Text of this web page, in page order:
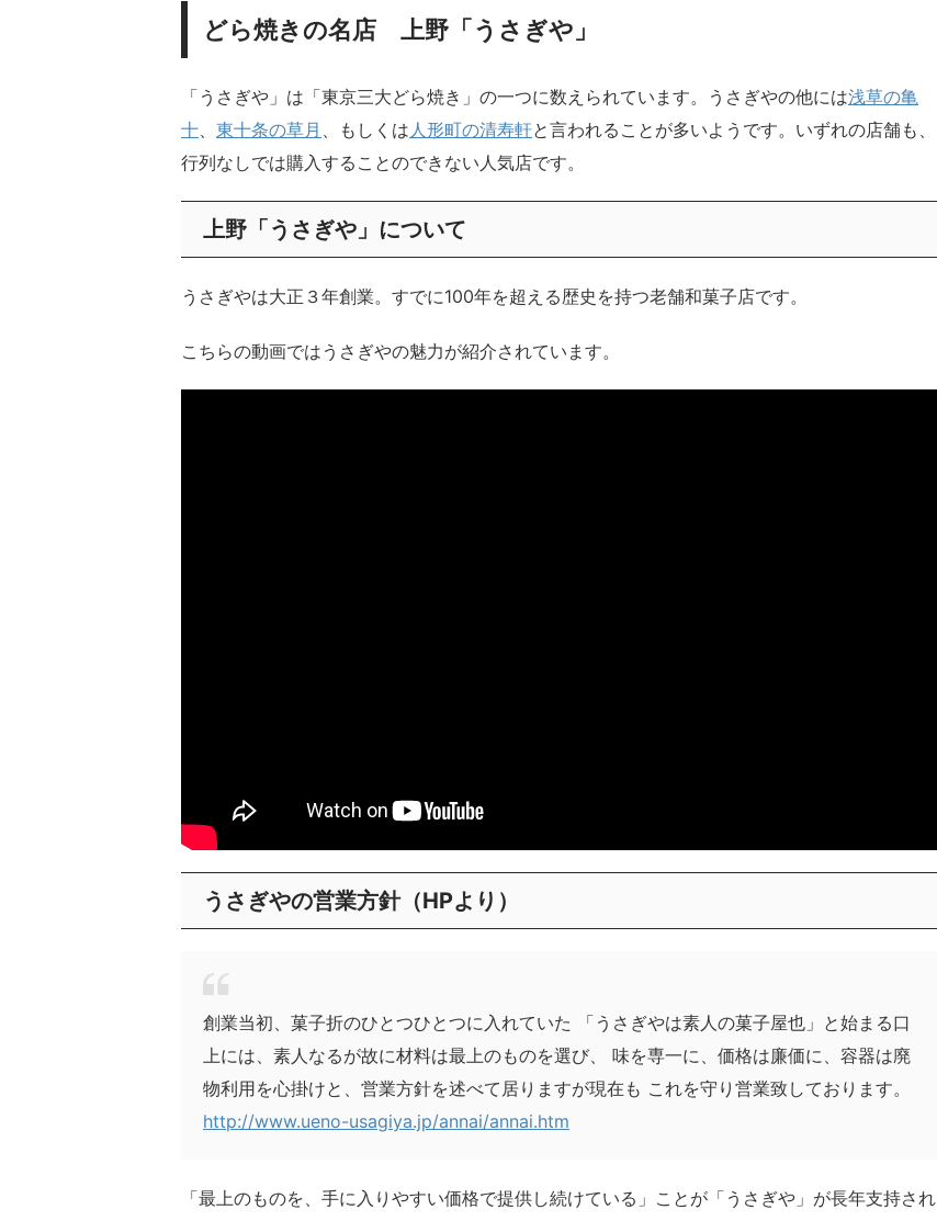
どら焼きの名店 上野「うさぎや」
「うさぎや」は「東京三大どら焼き」の一つに数えられています。うさぎやの他には浅草の亀
十
東十条の草月 、もしくは 人形町の清寿軒と言われることが多いようです。いずれの店舗も、
行列なしでは購入することのできない人気店です。
上野「うさぎや」について
うさぎやは大正３年創業。すでに100年を超える歴史を持つ老舗和菓子店です。
こちらの動画ではうさぎやの魅力が紹介されています。
うさぎやの営業方針（HPより）
創業当初、菓子折のひとつひとつに入れていた 「うさぎやは素人の菓子屋也」と始まる口
上には、素人なるが故に材料は最上のものを選び、 味を専一に、価格は廉価に、容器は廃
物利用を心掛けと、営業方針を述べて居りますが現在も これを守り営業致しております。
http://www.ueno-usagiya.jp/annai/annai.htm
「最上のものを、手に入りやすい価格で提供し続けている」ことが「うさぎや」が長年支持され